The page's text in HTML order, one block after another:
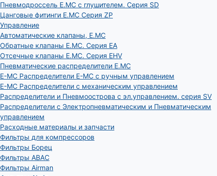
Пневмодроссель E.MC с глушителем. Серия SD
Цанговые фитинги E.MC Серия ZP
Управление
Автоматические клапаны, Е.МС
Обратные клапаны E.MC. Серия EA
Отсечные клапаны E.MC. Серия EHV
Пневматические распределители E.MC
E-MC Распределители E-MC с ручным управлением
E-MC Распределители с механическим управлением
Распределители и Пневмоострова с эл.управлением. серия SV
Распределители с Электропневматическим и Пневматическим
управлением
Расходные материалы и запчасти
Фильтры для компрессоров
Фильтры Борец
Фильтры ABAC
Фильтры Airman